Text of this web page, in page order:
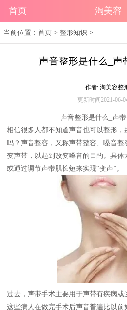
首页 淘美容
当前位置：首页 >整形知识 >
声音整形是什么_声
作者: 淘美容整
更新时间2021-06-
声音整形是什么_声
相信很多人都不知道声音也可以整形，
吗？声音整容，又称声带整容、嗓音整
变声带，以起到改变嗓音的目的。具体
或通过调节声带肌长短来实现“变声”。
过去，声带手术主要用于声带有疾病或
这些病人在做完手术后声音普遍比以前